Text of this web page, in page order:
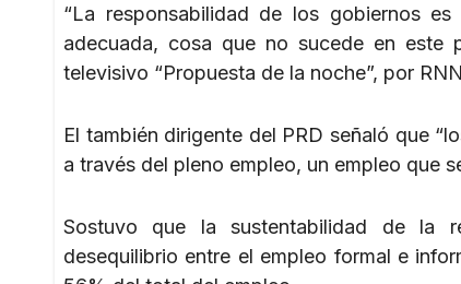
“La responsabilidad de los gobiernos
adecuada, cosa que no sucede en este
televisivo “Propuesta de la noche”, por
El también dirigente del PRD señaló que
a través del pleno empleo, un empleo que
Sostuvo que la sustentabilidad de la
desequilibrio entre el empleo formal e